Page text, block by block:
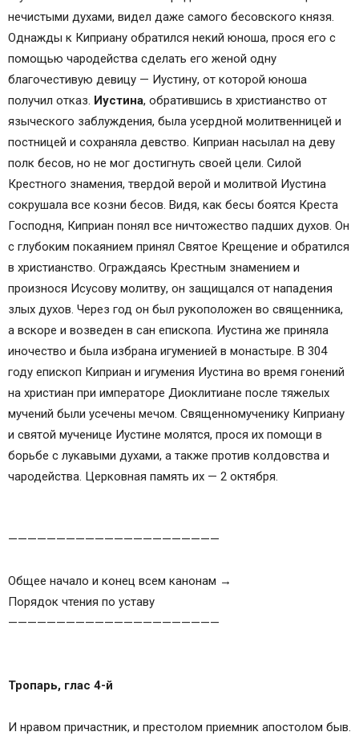
нечистыми духами, видел даже самого бесовского князя.
Однажды к Киприану обратился некий юноша, прося его с
помощью чародейства сделать его женой одну
благочестивую девицу — Иустину, от которой юноша
получил отказ. Иустина, обратившись в христианство от
языческого заблуждения, была усердной молитвенницей и
постницей и сохраняла девство. Киприан насылал на деву
полк бесов, но не мог достигнуть своей цели. Силой
Крестного знамения, твердой верой и молитвой Иустина
сокрушала все козни бесов. Видя, как бесы боятся Креста
Господня, Киприан понял все ничтожество падших духов. Он
с глубоким покаянием принял Святое Крещение и обратился
в христианство. Ограждаясь Крестным знамением и
произнося Исусову молитву, он защищался от нападения
злых духов. Через год он был рукоположен во священника,
а вскоре и возведен в сан епископа. Иустина же приняла
иночество и была избрана игуменией в монастыре. В 304
году епископ Киприан и игумения Иустина во время гонений
на христиан при императоре Диоклитиане после тяжелых
мучений были усечены мечом. Священномученику Киприану
и святой мученице Иустине молятся, прося их помощи в
борьбе с лукавыми духами, а также против колдовства и
чародейства. Церковная память их — 2 октября.
——————————————————————
Общее начало и конец всем канонам →
Порядок чтения по уставу
——————————————————————
Тропарь, глас 4-й
И нравом причастник, и престолом приемник апостолом быв.